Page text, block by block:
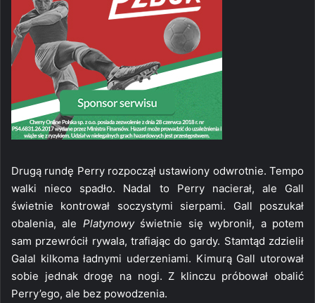
Drugą rundę Perry rozpoczął ustawiony odwrotnie. Tempo
walki nieco spadło. Nadal to Perry nacierał, ale Gall
świetnie kontrował soczystymi sierpami. Gall poszukał
obalenia, ale Platynowyświetnie się wybronił, a potem
sam przewrócił rywala, trafiając do gardy. Stamtąd zdzielił
Galal kilkoma ładnymi uderzeniami. Kimurą Gall utorował
sobie jednak drogę na nogi. Z klinczu próbował obalić
Perry’ego, ale bez powodzenia.